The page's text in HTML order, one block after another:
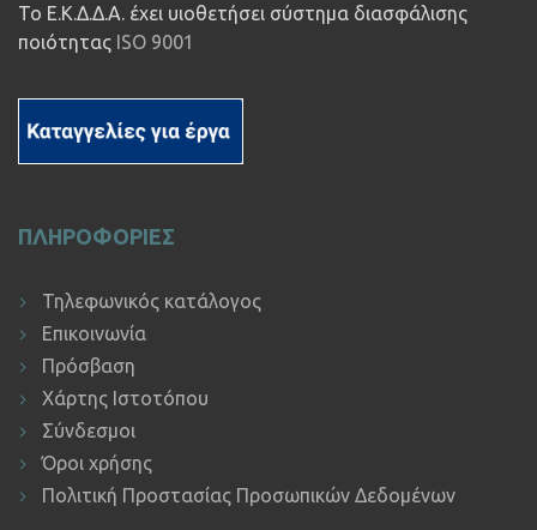
Το Ε.Κ.Δ.Δ.Α. έχει υιοθετήσει σύστημα διασφάλισης
ποιότητας ISO 9001
ΠΛΗΡΟΦΟΡΙΕΣ
Τηλεφωνικός κατάλογος
Επικοινωνία
Πρόσβαση
Χάρτης Ιστοτόπου
Σύνδεσμοι
Όροι χρήσης
Πολιτική Προστασίας Προσωπικών Δεδομένων